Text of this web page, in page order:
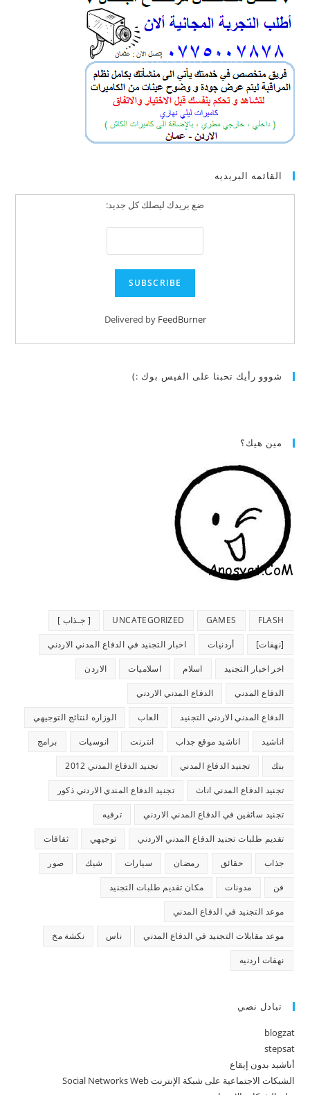
القائمه البريديه
ضع بريدك ليصلك كل جديد:
Delivered by FeedBurner
شووو رأيك تحبنا على الفيس بوك :)
مين هيك؟
FLASH
GAMES
UNCATEGORIZED [ جـذاب ]
[نهفات] أردنيات اخبار التجنيد في الدفاع المدني الاردني
اخر اخبار التجنيد اسلام اسلاميات الاردن
الدفاع المدني الدفاع المدني الاردني
الدفاع المدني الاردني التجنيد العاب الوزاره لنتائج التوجيهي
اناشيد اناشيد موقع جذاب انترنت انوسيات برامج
بنك تجنيد الدفاع المدني تجنيد الدفاع المدني 2012
تجنيد الدفاع المدني اناث تجنيد الدفاع المندي الاردني ذكور
تجنيد سائقين في الدفاع المدني الاردني ترفيه
تقديم طلبات تجنيد الدفاع المدني الاردني توجيهي ثقافات
جذاب حقائق رمضان سيارات شيك صور
فن مدونات مكان تقديم طلبات التجنيد
موعد التجنيد في الدفاع المدني
موعد مقابلات التجنيد في الدفاع المدني ناس نكشة مخ
نهفات اردنيه
تبادل نصي
blogzat
stepsat
أناشيد بدون إيقاع
الشبكات الاجتماعية على شبكة الإنترنت Social Networks Web